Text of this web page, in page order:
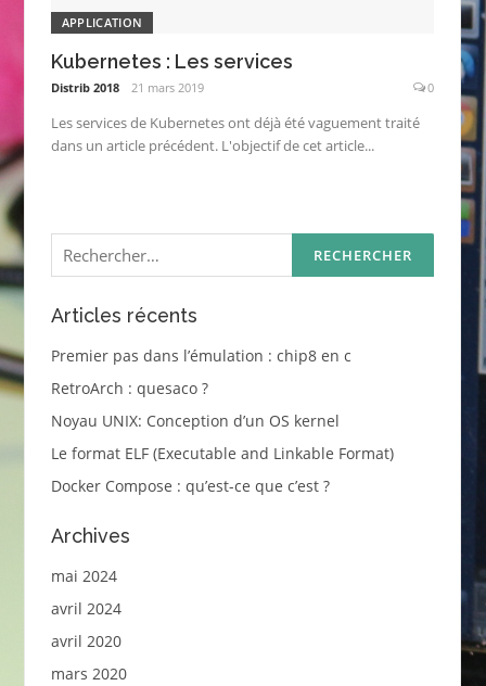
APPLICATION
Kubernetes : Les services
Distrib 2018 21 mars 2019 0
Les services de Kubernetes ont déjà été vaguement traité
dans un article précédent. L'objectif de cet article...
Rechercher :
Articles récents
Premier pas dans l’émulation : chip8 en c
RetroArch : quesaco ?
Noyau UNIX: Conception d’un OS kernel
Le format ELF (Executable and Linkable Format)
Docker Compose : qu’est-ce que c’est ?
Archives
mai 2024
avril 2024
avril 2020
mars 2020